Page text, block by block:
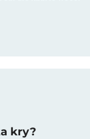
kry?